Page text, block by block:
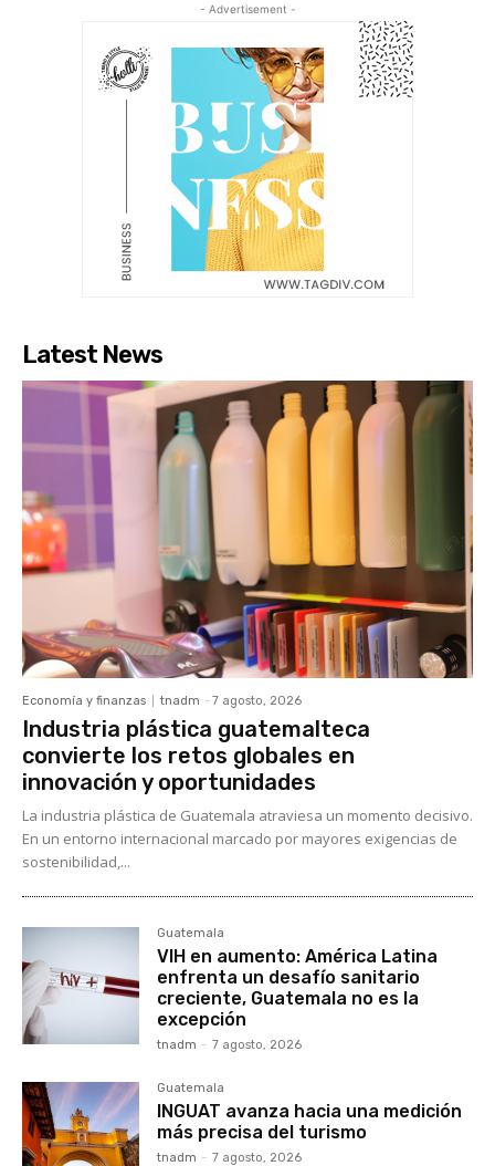
- Advertisement -
Latest News
Economía y finanzas tnadm - 7 agosto, 2026
Industria plástica guatemalteca
convierte los retos globales en
innovación y oportunidades
La industria plástica de Guatemala atraviesa un momento decisivo.
En un entorno internacional marcado por mayores exigencias de
sostenibilidad,...
Guatemala
VIH en aumento: América Latina
enfrenta un desafío sanitario
creciente, Guatemala no es la
excepción
tnadm - 7 agosto, 2026
Guatemala
INGUAT avanza hacia una medición
más precisa del turismo
tnadm - 7 agosto, 2026